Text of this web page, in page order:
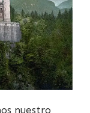
nuestro